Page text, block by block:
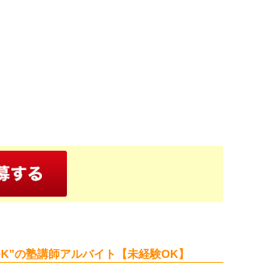
の塾講師アルバイト【未経験OK】